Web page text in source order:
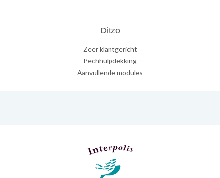
Ditzo
Zeer klantgericht
Pechhulpdekking
Aanvullende modules